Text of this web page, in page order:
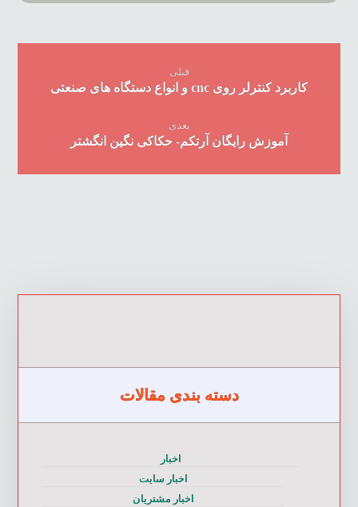
قبلی
کاربرد کنترلر روی cnc و انواع دستگاه های صنعتی
بعدی
آموزش رایگان آرتکم- حکاکی نگین انگشتر
دسته بندی مقالات
اخبار
اخبار سایت
اخبار مشتریان